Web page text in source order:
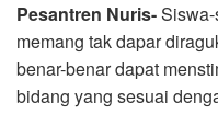
Pesantren Nuris-
memang tak dapar
benar-benar dapat
bidang yang sesuai